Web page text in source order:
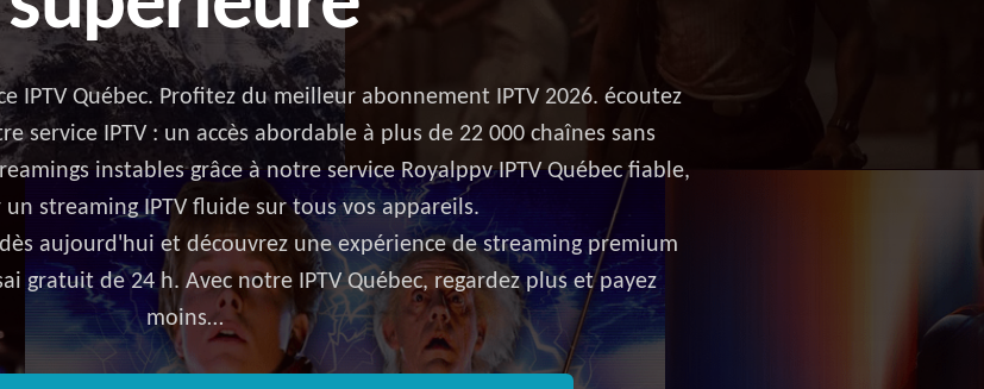
IPTV Québec. Profitez du meilleur abonnement IPTV 2026. écoutez
service IPTV : un accès abordable à plus de 22 000 chaînes sans
instables grâce à notre service Royalppv IPTV Québec fiable,
streaming IPTV fluide sur tous vos appareils.
dès aujourd'hui et découvrez une expérience de streaming premium
gratuit de 24 h. Avec notre IPTV Québec, regardez plus et payez
moins…